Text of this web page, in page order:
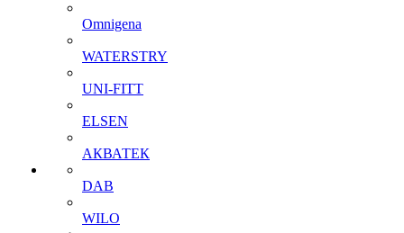
Omnigena
WATERSTRY
UNI-FITT
ELSEN
АКВАТЕК
DAB
WILO